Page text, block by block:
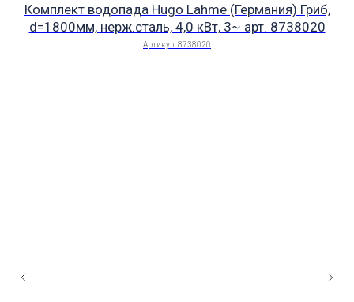
Комплект водопада Hugo Lahme (Германия) Гриб,
d=1800мм, нерж.сталь, 4,0 кВт, 3~ арт. 8738020
Артикул:8738020